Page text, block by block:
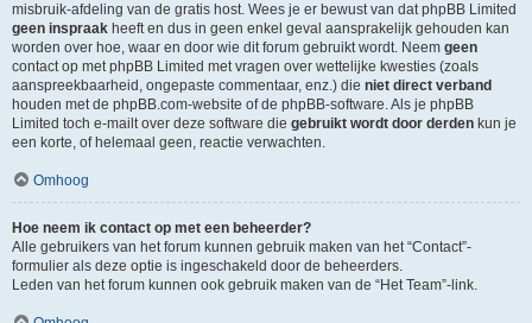
misbruik-afdeling van de gratis host. Wees je er bewust van dat phpBB Limited
geen inspraak heeft en dus in geen enkel geval aansprakelijk gehouden kan
worden over hoe, waar en door wie dit forum gebruikt wordt. Neem geen
contact op met phpBB Limited met vragen over wettelijke kwesties (zoals
aanspreekbaarheid, ongepaste commentaar, enz.) die niet direct verband
houden met de phpBB.com-website of de phpBB-software. Als je phpBB
Limited toch e-mailt over deze software die gebruikt wordt door derden kun je
een korte, of helemaal geen, reactie verwachten.
Omhoog
Hoe neem ik contact op met een beheerder?
Alle gebruikers van het forum kunnen gebruik maken van het “Contact”-
formulier als deze optie is ingeschakeld door de beheerders.
Leden van het forum kunnen ook gebruik maken van de “Het Team”-link.